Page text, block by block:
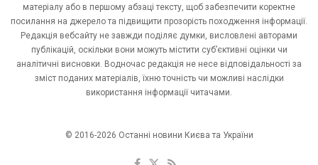
матеріалу або в першому абзаці тексту, щоб забезпечити коректне
посилання на джерело та підвищити прозорість походження інформації.
Редакція вебсайту не завжди поділяє думки, висловлені авторами
публікацій, оскільки вони можуть містити суб’єктивні оцінки чи
аналітичні висновки. Водночас редакція не несе відповідальності за
зміст поданих матеріалів, їхню точність чи можливі наслідки
використання інформації читачами.
© 2016-2026 Останні новини Києва та України